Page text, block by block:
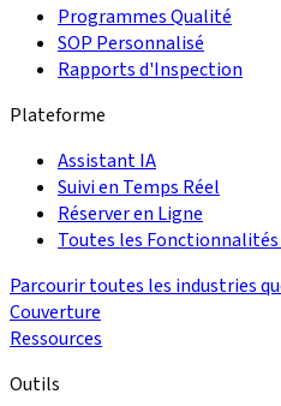
Programmes Qualité
SOP Personnalisé
Rapports d'Inspection
Plateforme
Assistant IA
Suivi en Temps Réel
Réserver en Ligne
Toutes les
Parcourir toutes les industries
Couverture
Ressources
Outils